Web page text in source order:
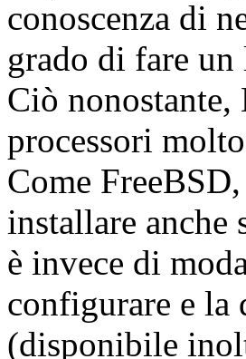
conoscenza di
grado di fare
Ciò nonostante,
processori
Come
installare anche
è invece di
configurare e la
(disponibile